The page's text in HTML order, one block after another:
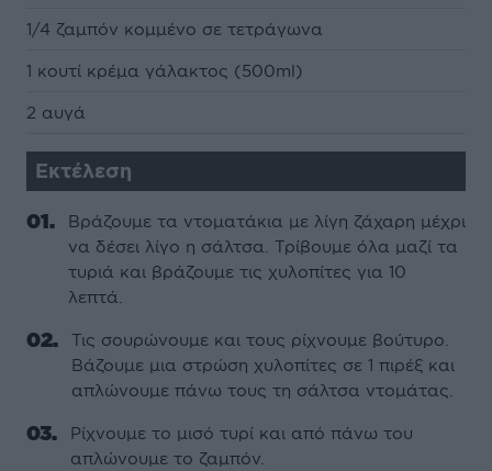
1/4 ζαμπόν κομμένο σε τετράγωνα
1 κουτί κρέμα γάλακτος (500ml)
2 αυγά
Εκτέλεση
Βράζουμε τα ντοματάκια με λίγη ζάχαρη μέχρι
να δέσει λίγο η σάλτσα. Τρίβουμε όλα μαζί τα
τυριά και βράζουμε τις χυλοπίτες για 10
λεπτά.
Τις σουρώνουμε και τους ρίχνουμε βούτυρο.
Βάζουμε μια στρώση χυλοπίτες σε 1 πιρέξ και
απλώνουμε πάνω τους τη σάλτσα ντομάτας.
Ρίχνουμε το μισό τυρί και από πάνω του
απλώνουμε το ζαμπόν.